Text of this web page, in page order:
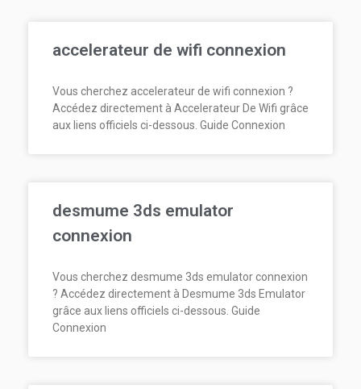
accelerateur de wifi connexion
Vous cherchez accelerateur de wifi connexion ?
Accédez directement à Accelerateur De Wifi grâce
aux liens officiels ci-dessous. Guide Connexion
desmume 3ds emulator
connexion
Vous cherchez desmume 3ds emulator connexion
? Accédez directement à Desmume 3ds Emulator
grâce aux liens officiels ci-dessous. Guide
Connexion